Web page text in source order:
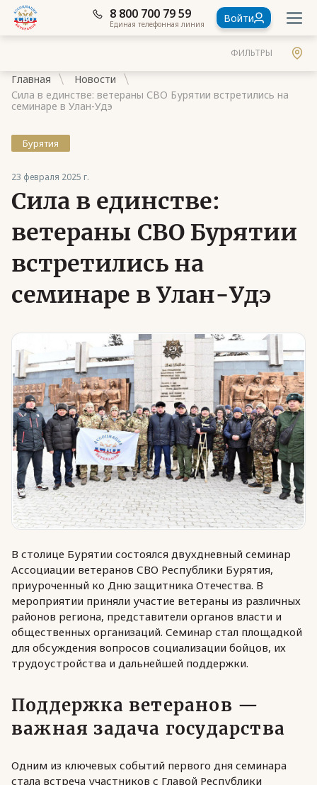
8 800 700 79 59
Единая телефонная линия Войти
ФИЛЬТРЫ
Главная
Новости
Сила в единстве: ветераны СВО Бурятии встретились на
семинаре в Улан-Удэ
Бурятия
23 февраля 2025 г.
Сила в единстве:
ветераны СВО Бурятии
встретились на
семинаре в Улан-Удэ
В столице Бурятии состоялся двухдневный семинар
Ассоциации ветеранов СВО Республики Бурятия,
приуроченный ко Дню защитника Отечества. В
мероприятии приняли участие ветераны из различных
районов региона, представители органов власти и
общественных организаций. Семинар стал площадкой
для обсуждения вопросов социализации бойцов, их
трудоустройства и дальнейшей поддержки.
Поддержка ветеранов —
важная задача государства
Одним из ключевых событий первого дня семинара
стала встреча участников с Главой Республики
Контакты
Стать членом Ассоциации ветеранов СВО
Ассоциация в субъектах России
Частые вопросы
Юридическая помощь
Региональные меры поддержки